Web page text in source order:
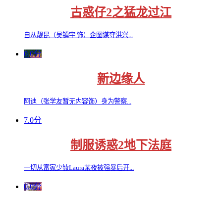
古惑仔2之猛龙过江
自从靓昆（吴镇宇 饰）企图谋夺洪兴...
0.0分
新边缘人
阿迪（张学友暂无内容饰）身为警察...
7.0分
制服诱惑2地下法庭
一切从富家少钕Laura某夜被强暴后开...
0.0分